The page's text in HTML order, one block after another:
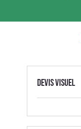
Devis visuel